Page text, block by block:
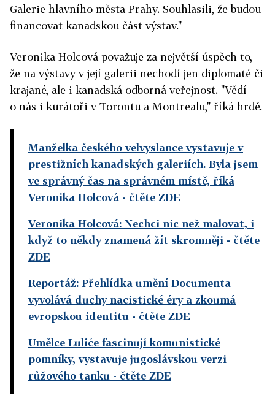
Galerie hlavního města Prahy. Souhlasili, že budou
financovat kanadskou část výstav."
Veronika Holcová považuje za největší úspěch to,
že na výstavy v její galerii nechodí jen diplomaté či
krajané, ale i kanadská odborná veřejnost. "Vědí
o nás i kurátoři v Torontu a Montrealu," říká hrdě.
Manželka českého velvyslance vystavuje v
prestižních kanadských galeriích. Byla jsem
ve správný čas na správném místě, říká
Veronika Holcová - čtěte ZDE
Veronika Holcová: Nechci nic než malovat, i
když to někdy znamená žít skromněji - čtěte
ZDE
Reportáž: Přehlídka umění Documenta
vyvolává duchy nacistické éry a zkoumá
evropskou identitu - čtěte ZDE
Umělce Luliće fascinují komunistické
pomníky, vystavuje jugoslávskou verzi
růžového tanku - čtěte ZDE